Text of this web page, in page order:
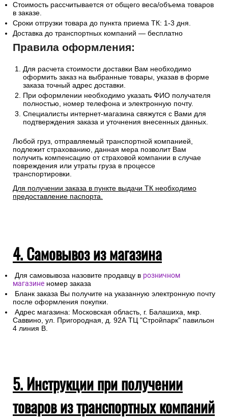
Стоимость рассчитывается от общего веса/объема товаров
в заказе.
Сроки отгрузки товара до пункта приема ТК: 1-3 дня.
Доставка до транспортных компаний — бесплатно
Правила оформления:
Для расчета стоимости доставки Вам необходимо
оформить заказ на выбранные товары, указав в форме
заказа точный адрес доставки.
При оформлении необходимо указать ФИО получателя
полностью, номер телефона и электронную почту.
Специалисты интернет-магазина свяжутся с Вами для
подтверждения заказа и уточнения внесенных данных.
Любой груз, отправляемый транспортной компанией,
подлежит страхованию, данная мера позволит Вам
получить компенсацию от страховой компании в случае
повреждения или утраты груза в процессе
транспортировки.
Для получении заказа в пункте выдачи ТК необходимо
предоставление паспорта.
4. Самовывоз из магазина
Для самовывоза назовите продавцу в розничном
магазине номер заказа
Бланк заказа Вы получите на указанную электронную почту
после оформления покупки.
Адрес магазина: Московская область, г. Балашиха, мкр.
Саввино, ул. Пригородная, д. 92А ТЦ "Стройпарк" павильон
4 линия В.
5. Инструкции при получении
товаров из транспортных компаний